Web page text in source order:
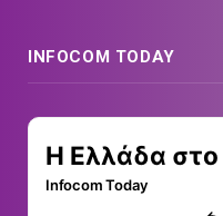
INFOCOM TODAY